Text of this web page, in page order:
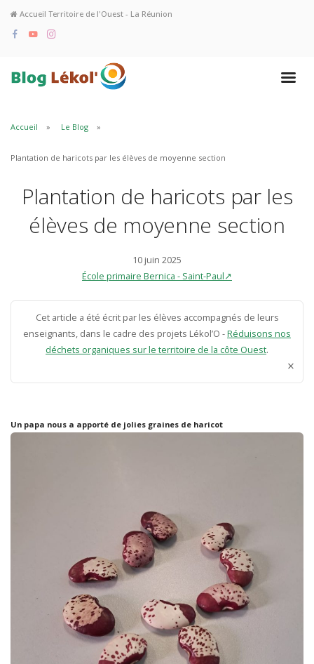
Accueil Territoire de l'Ouest - La Réunion
Accueil Le Blog
Plantation de haricots par les élèves de moyenne section
Plantation de haricots par les
élèves de moyenne section
10 juin 2025
École primaire Bernica - Saint-Paul↗
Cet article a été écrit par les élèves accompagnés de leurs
enseignants, dans le cadre des projets Lékol’O -Réduisons nos
déchets organiques sur le territoire de la côte Ouest.
×
Un papa nous a apporté de jolies graines de haricot